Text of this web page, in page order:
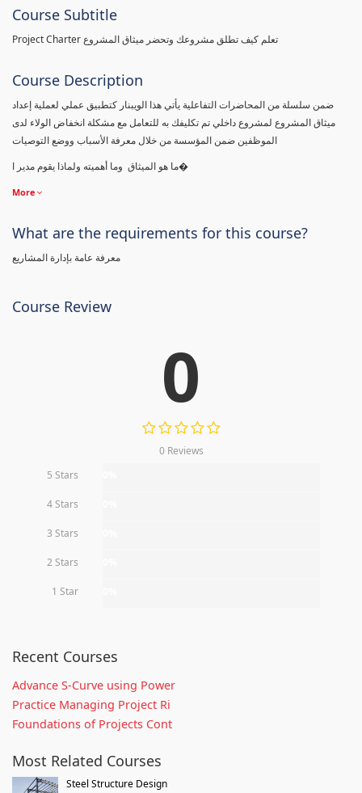
Course Subtitle
Project Charter تعلم كيف تطلق مشروعك وتحضر ميثاق المشروع
Course Description
ضمن سلسلة من المحاضرات التفاعلية يأتي هذا الويبنار كتطبيق عملي لعملية إعداد
ميثاق المشروع لمشروع داخلي تم تكليفك به للتعامل مع مشكلة انخفاض الولاء لدى
الموظفين ضمن المؤسسة من خلال معرفة الأسباب ووضع التوصيات
ما هو الميثاق وما أهميته ولماذا يقوم مدير ا�
More
What are the requirements for this course?
معرفة عامة بإدارة المشاريع
Course Review
0
0 Reviews
5 Stars
4 Stars
3 Stars
2 Stars
1 Star
Recent Courses
Advance S-Curve using Power
Practice Managing Project Ri
Foundations of Projects Cont
Most Related Courses
Steel Structure Design